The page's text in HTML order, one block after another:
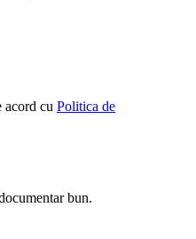
acord cu Politica de
bun.